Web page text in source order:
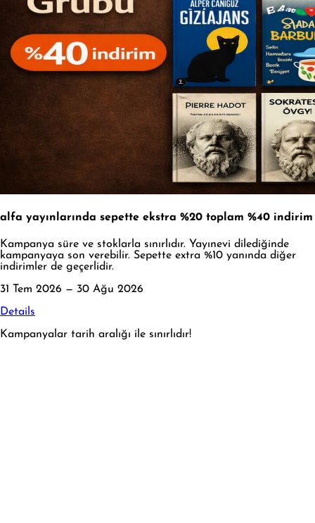
alfa yayınlarında sepette ekstra %20 toplam %40 indirim
Kampanya süre ve stoklarla sınırlıdır. Yayınevi dilediğinde
kampanyaya son verebilir. Sepette extra %10 yanında diğer
indirimler de geçerlidir.
31 Tem 2026 — 30 Ağu 2026
Details
Kampanyalar tarih aralığı ile sınırlıdır!